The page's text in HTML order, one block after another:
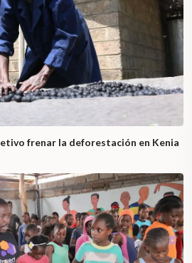
frenar la deforestación en Kenia